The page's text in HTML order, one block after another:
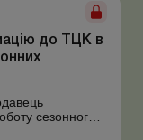
до ТЦК в
сезонного